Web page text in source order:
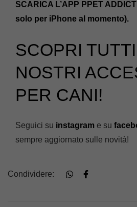
SCARICA L’APP PPET
solo per iPhone al momento).
SCOPRI
NOSTRI
PER CANI!
Seguici su instagram e su
sempre aggiornato sulle novità!
Condividere: